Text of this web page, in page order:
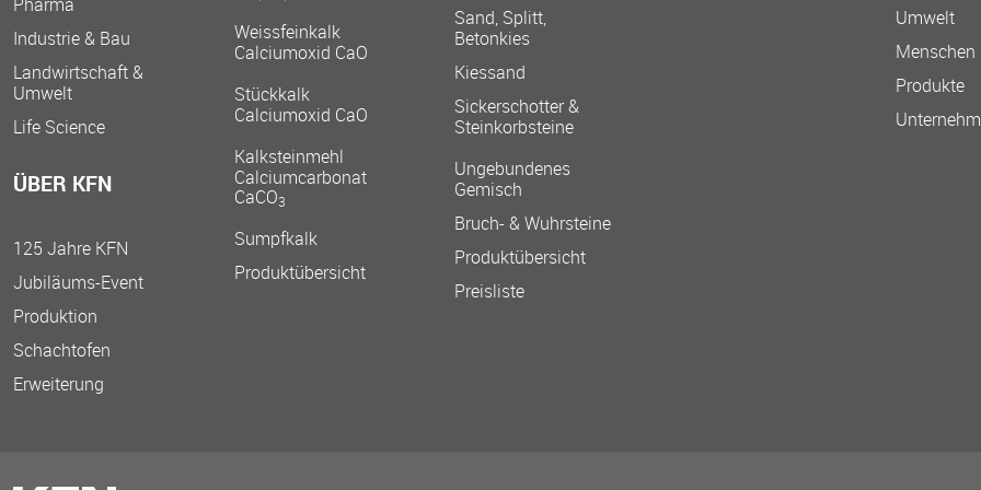
Industrie & Bau
Landwirtschaft &
Umwelt
Life Science
ÜBER KFN
125 Jahre KFN
Jubiläums-Event
Produktion
Schachtofen
Erweiterung
Weissfeinkalk
Calciumoxid CaO
Stückkalk
Calciumoxid CaO
Kalksteinmehl
Calciumcarbonat
CaCO3
Sumpfkalk
Produktübersicht
Sand, Splitt,
Betonkies
Kiessand
Sickerschotter &
Steinkorbsteine
Ungebundenes
Gemisch
Bruch- & Wuhrsteine
Produktübersicht
Preisliste
Umwelt
Menschen
Produkte